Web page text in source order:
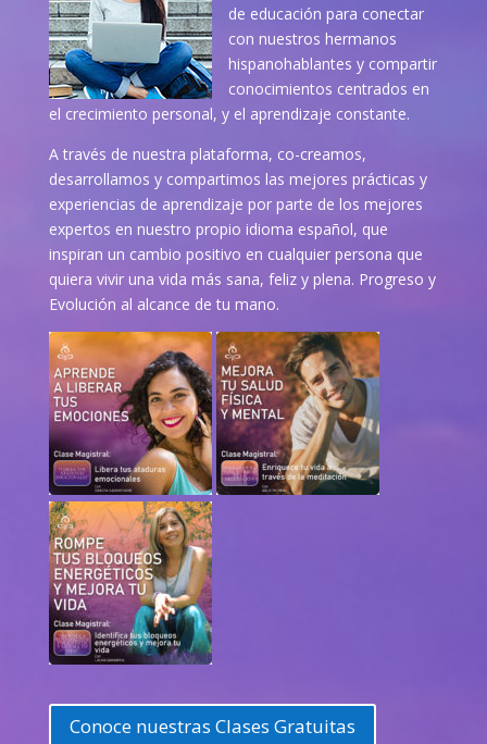
de educación para conectar
con nuestros hermanos
hispanohablantes y compartir
conocimientos centrados en
el crecimiento personal, y el aprendizaje constante.
A través de nuestra plataforma, co-creamos,
desarrollamos y compartimos las mejores prácticas y
experiencias de aprendizaje por parte de los mejores
expertos en nuestro propio idioma español, que
inspiran un cambio positivo en cualquier persona que
quiera vivir una vida más sana, feliz y plena. Progreso y
Evolución al alcance de tu mano.
Conoce nuestras Clases Gratuitas